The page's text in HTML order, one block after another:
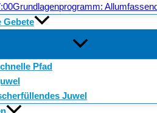
Grundlagenprogramm:
Gebete
Pfad
Juwel